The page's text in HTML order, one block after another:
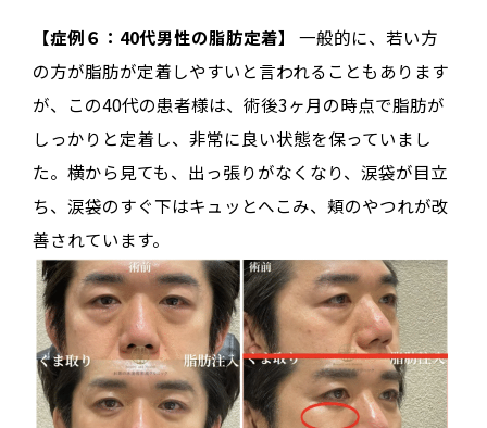
【症例６：40代男性の脂肪定着】
一般的に、若い方
の方が脂肪が定着しやすいと言われることもあります
が、この40代の患者様は、術後3ヶ月の時点で脂肪が
しっかりと定着し、非常に良い状態を保っていまし
た。横から見ても、出っ張りがなくなり、涙袋が目立
ち、涙袋のすぐ下はキュッとへこみ、頬のやつれが改
善されています。